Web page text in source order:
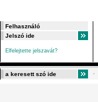
Elfelejtette jelszavát?